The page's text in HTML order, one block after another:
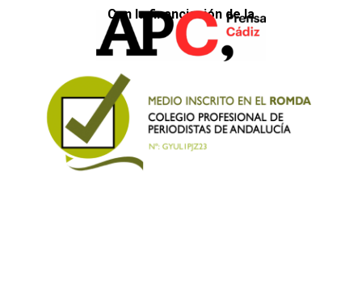
Con la financiación de la